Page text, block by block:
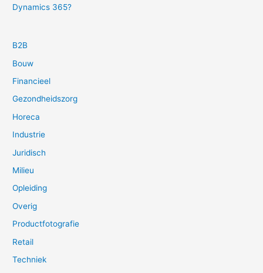
Dynamics 365?
B2B
Bouw
Financieel
Gezondheidszorg
Horeca
Industrie
Juridisch
Milieu
Opleiding
Overig
Productfotografie
Retail
Techniek